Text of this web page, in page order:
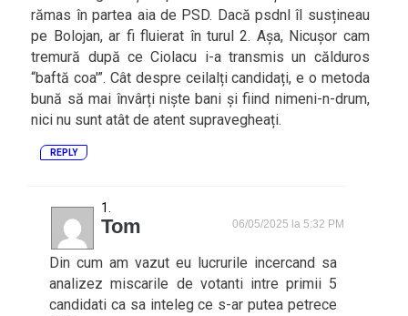
rămas în partea aia de PSD. Dacă psdnl îl susțineau
pe Bolojan, ar fi fluierat în turul 2. Așa, Nicușor cam
tremură după ce Ciolacu i-a transmis un călduros
“baftă coa'”. Cât despre ceilalți candidați, e o metoda
bună să mai învârți niște bani și fiind nimeni-n-drum,
nici nu sunt atât de atent supravegheați.
REPLY
Tom 06/05/2025 la 5:32 PM
Din cum am vazut eu lucrurile incercand sa
analizez miscarile de votanti intre primii 5
candidati ca sa inteleg ce s-ar putea petrece